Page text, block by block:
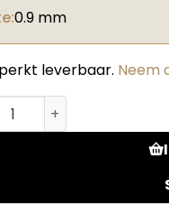
0.9 mm
leverbaar. Neem
Palaces Hortus